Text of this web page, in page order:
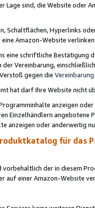
Lage sind, die Website oder
Schaltflächen, Hyperlinks
Amazon-Website
eine schriftliche
Vereinbarung,
gegen die Vereinbarung
hat darf Ihre Website nicht
anzeigen
Einzelhändlern
anzeigen oder anderweitig
für das
vorbehaltlich der in diesem
auf einer Amazon-Website